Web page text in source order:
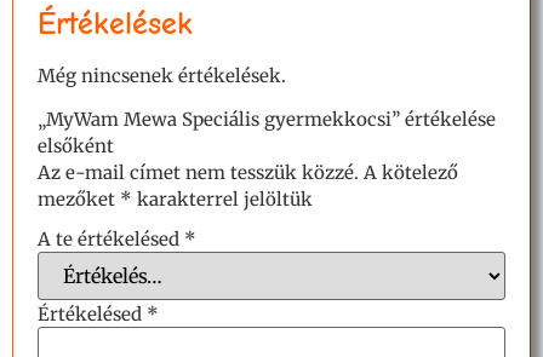
Értékelések
Még nincsenek értékelések.
„MyWam Mewa Speciális gyermekkocsi” értékelése
elsőként
Az e-mail címet nem tesszük közzé. A kötelező
mezőket * karakterrel jelöltük
A te értékelésed *
Értékelésed *